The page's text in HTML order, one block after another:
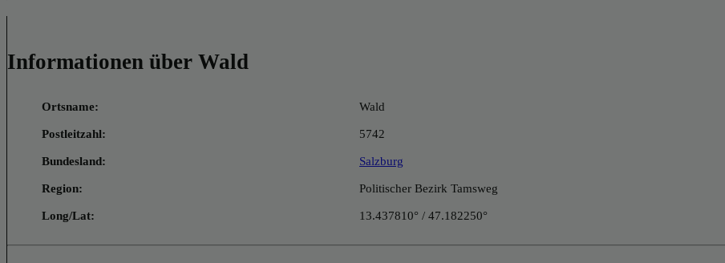
Informationen über Wald
Ortsname: Wald
Postleitzahl: 5742
Bundesland: Salzburg
Region: Politischer Bezirk Tamsweg
Long/Lat: 13.437810° / 47.182250°